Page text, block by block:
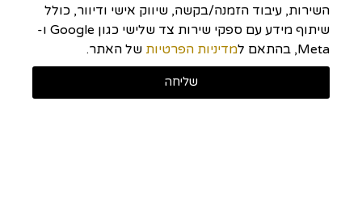
השירות, עיבוד הזמנה/בקשה, שיווק אישי ודיוור, כולל
שיתוף מידע עם ספקי שירות צד שלישי כגון Google ו-
Meta, בהתאם ל
מדיניות הפרטיות של האתר.
שליחה